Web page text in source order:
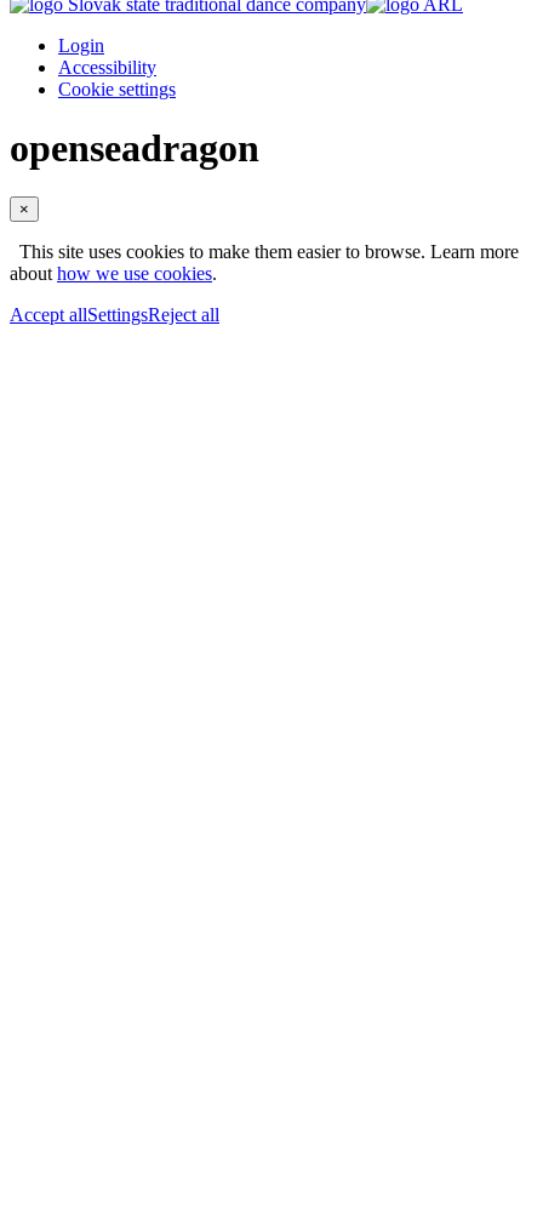
Login
Accessibility
Cookie settings
openseadragon
×
This site uses cookies to make them easier to browse. Learn more
abouthow we use cookies.
Accept allSettingsReject all